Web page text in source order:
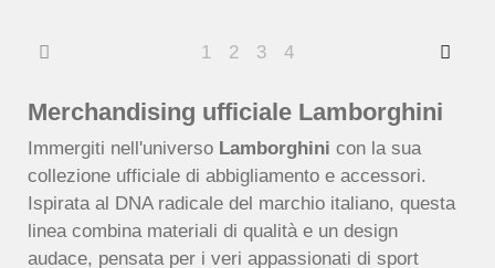
1 2 3 4
Merchandising ufficiale Lamborghini
Immergiti nell'universo Lamborghini con la sua
collezione ufficiale di abbigliamento e accessori.
Ispirata al DNA radicale del marchio italiano, questa
linea combina materiali di qualità e un design
audace, pensata per i veri appassionati di sport